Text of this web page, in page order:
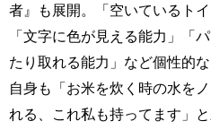
者』も展開。「空いているト
「文字に色が見える能力」「
たり取れる能力」など個性的
自身も「お米を炊く時の水を
れる、これ私も持ってます」